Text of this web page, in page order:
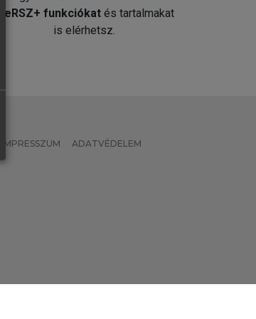
MeRSZ+ funkciókat és tartalmakat
is elérhetsz.
IMPRESSZUM ADATVÉDELEM